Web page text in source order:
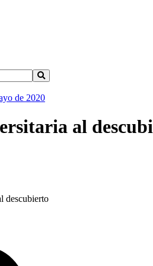
de 2020
al
descubierto